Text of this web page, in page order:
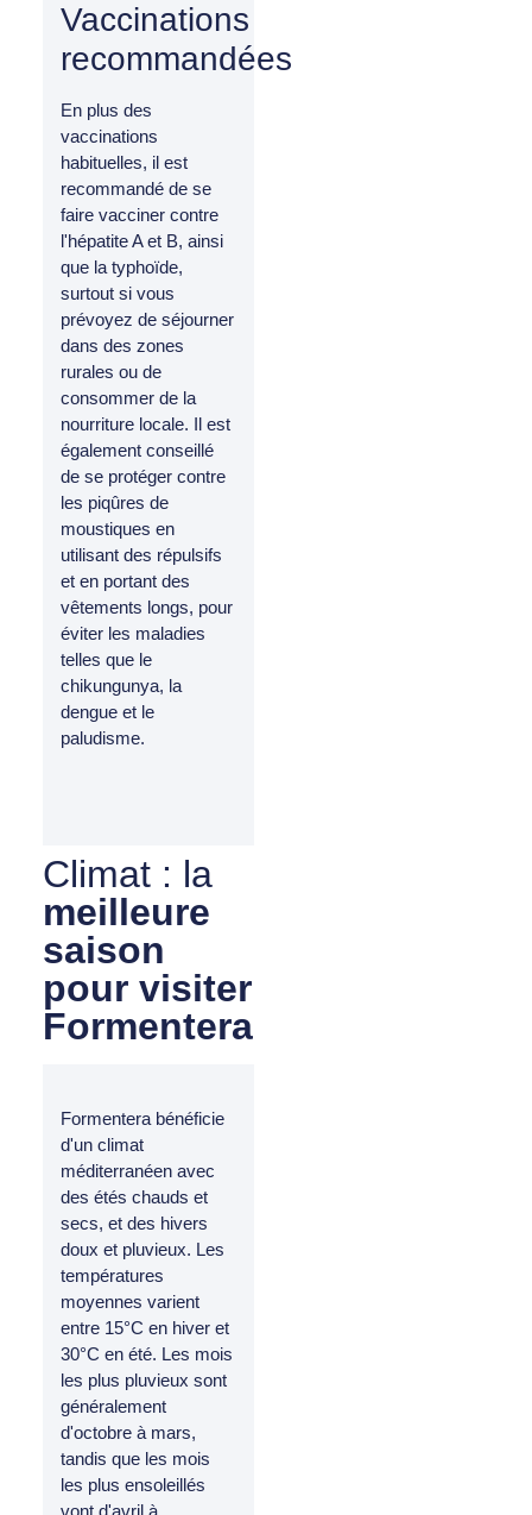
Vaccinations
recommandées
En plus des
vaccinations
habituelles, il est
recommandé de se
faire vacciner contre
l'hépatite A et B, ainsi
que la typhoïde,
surtout si vous
prévoyez de séjourner
dans des zones
rurales ou de
consommer de la
nourriture locale. Il est
également conseillé
de se protéger contre
les piqûres de
moustiques en
utilisant des répulsifs
et en portant des
vêtements longs, pour
éviter les maladies
telles que le
chikungunya, la
dengue et le
paludisme.
Climat : la
meilleure
saison
pour visiter
Formentera
Formentera bénéficie
d'un climat
méditerranéen avec
des étés chauds et
secs, et des hivers
doux et pluvieux. Les
températures
moyennes varient
entre 15°C en hiver et
30°C en été. Les mois
les plus pluvieux sont
généralement
d'octobre à mars,
tandis que les mois
les plus ensoleillés